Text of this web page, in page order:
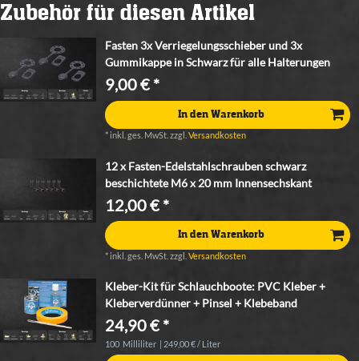
Zubehör für diesen Artikel
Fasten 3x Verriegelungsschieber und 3x
Gummikappe in Schwarz für alle Halterungen
9,00 € *
In den Warenkorb
* inkl. ges. MwSt. zzgl.Versandkosten
12 x Fasten-Edelstahlschrauben schwarz
beschichtete M6 x 20 mm Innensechskant
12,00 € *
In den Warenkorb
* inkl. ges. MwSt. zzgl.Versandkosten
Kleber-Kit für Schlauchboote: PVC Kleber +
Kleberverdünner + Pinsel + Klebeband
24,90 € *
100 Milliliter | 249,00 € / Liter